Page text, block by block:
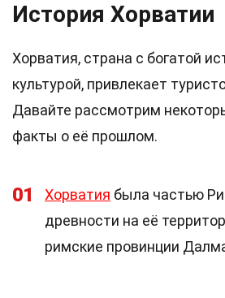
История Хорватии
Хорватия, страна с богатой
культурой, привлекает
Давайте рассмотрим
факты о её прошлом.
01 Хорватия была частью
древности на её
римские провинции